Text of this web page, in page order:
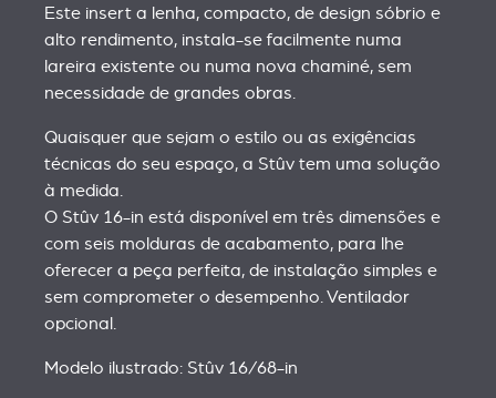
Este insert a lenha, compacto, de design sóbrio e
alto rendimento, instala-se facilmente numa
lareira existente ou numa nova chaminé, sem
necessidade de grandes obras.
Quaisquer que sejam o estilo ou as exigências
técnicas do seu espaço, a Stûv tem uma solução
à medida.
O Stûv 16-in está disponível em três dimensões e
com seis molduras de acabamento, para lhe
oferecer a peça perfeita, de instalação simples e
sem comprometer o desempenho. Ventilador
opcional.
Modelo ilustrado: Stûv 16/68-in